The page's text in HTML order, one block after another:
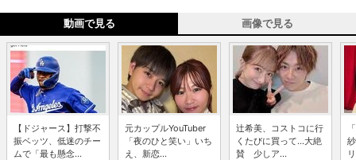
動画で見る 画像で見る
【ドジャース】打撃不
振ベッツ、低迷のチー
ムで「最も懸念...
元カップルYouTuber
「夜のひと笑い」いち
え、新恋...
辻希美、コストコに行
くたびに買って...大絶
賛 少しア...